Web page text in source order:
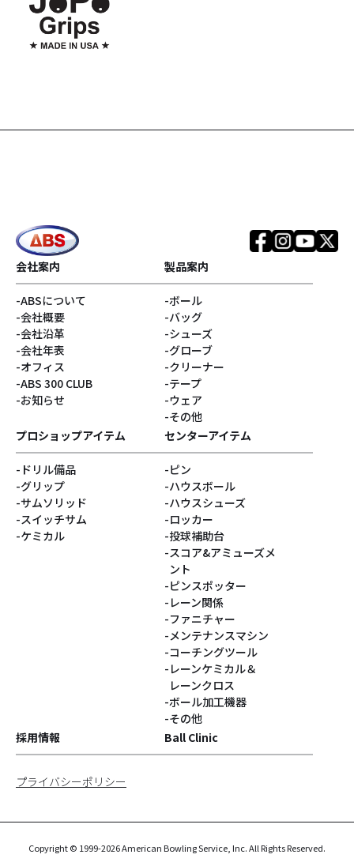
会社案内
ABSについて
会社概要
会社沿革
会社年表
オフィス
ABS 300 CLUB
お知らせ
製品案内
ボール
バッグ
シューズ
グローブ
クリーナー
テープ
ウェア
その他
プロショップアイテム
ドリル備品
グリップ
サムソリッド
スイッチサム
ケミカル
センターアイテム
ピン
ハウスボール
ハウスシューズ
ロッカー
投球補助台
スコア&アミューズメ
ント
ピンスポッター
レーン関係
ファニチャー
メンテナンスマシン
コーチングツール
レーンケミカル＆
レーンクロス
ボール加工機器
その他
採用情報
Ball Clinic
プライバシーポリシー
Copyright © 1999-2026 American Bowling Service, Inc. All Rights Reserved.